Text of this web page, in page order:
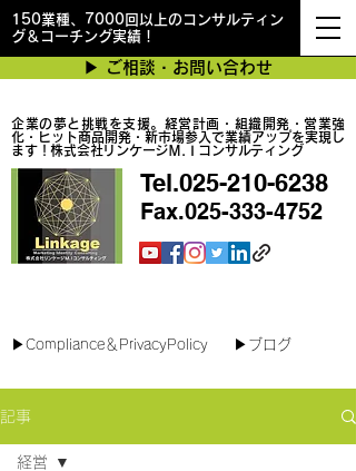
150業種、7000回以上のコンサルティン
グ＆コーチング実績！
企業の夢と挑戦を支援。経営計画・組織開発・営業強
化・ヒット商品開発・新市場参入で業績アップを実現し
ます！株式会社リンケージＭ.Ｉコンサルティング
▶︎ ご相談・お問い合わせ
Tel.025-210-6238
Fax.025-333-4752
▶︎Compliance＆PrivacyPolicy ▶︎ブログ
記事
経営